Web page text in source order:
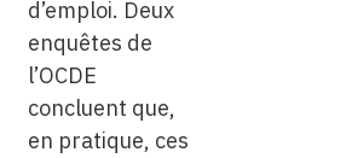
d’emploi. Deux
enquêtes de
l’OCDE
concluent que,
en pratique, ces